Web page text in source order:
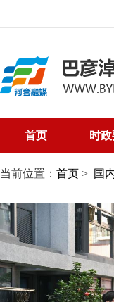
首页 时
当前位置： 首页 > 国